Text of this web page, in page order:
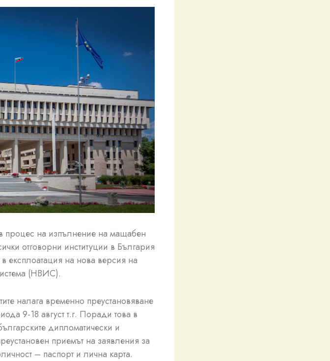
процес на изпълнение на мащабен
отговорни институции в България
експлоатация на нова версия на
(НВИС).
налага временно преустановяване
9-18 август т.г. Поради това в
дипломатически и
приемът на заявления за
– паспорт и лична карта.